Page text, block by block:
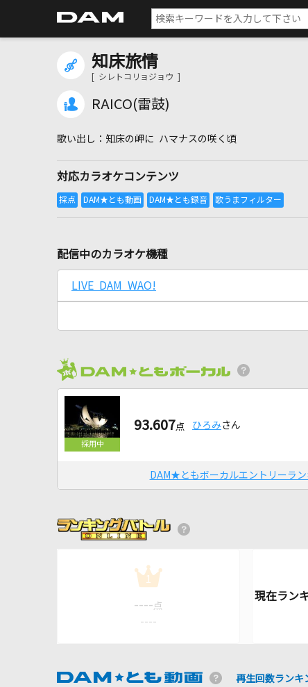
知床旅情
[ シレトコリョジョウ ]
RAICO(雷鼓)
知床の岬に ハマナスの咲く頃
対応カラオケコンテンツ
配信中のカラオケ機種
LIVE DAM WAO!
93.607点 ひろみさん
DAM★ともボーカルエントリーラン
1
---- 点
----
再生回数ランキ